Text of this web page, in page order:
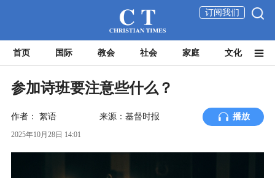
订阅我们
首页 国际 教会 社会 家庭 文化
参加诗班要注意些什么？
作者： 絮语 来源：基督时报 播放
2025年10月28日 14:01